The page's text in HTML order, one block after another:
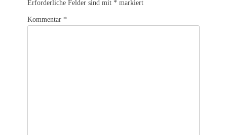
Erforderliche Felder sind mit * markiert
Kommentar *